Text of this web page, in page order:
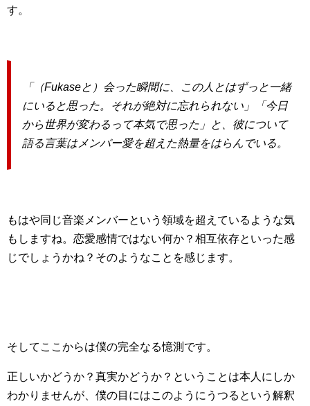
す。
「（Fukaseと）会った瞬間に、この人とはずっと一緒
にいると思った。それが絶対に忘れられない」「今日
から世界が変わるって本気で思った」と、彼について
語る言葉はメンバー愛を超えた熱量をはらんでいる。
もはや同じ音楽メンバーという領域を超えているような気
もしますね。恋愛感情ではない何か？相互依存といった感
じでしょうかね？そのようなことを感じます。
そしてここからは僕の完全なる憶測です。
正しいかどうか？真実かどうか？ということは本人にしか
わかりませんが、僕の目にはこのようにうつるという解釈